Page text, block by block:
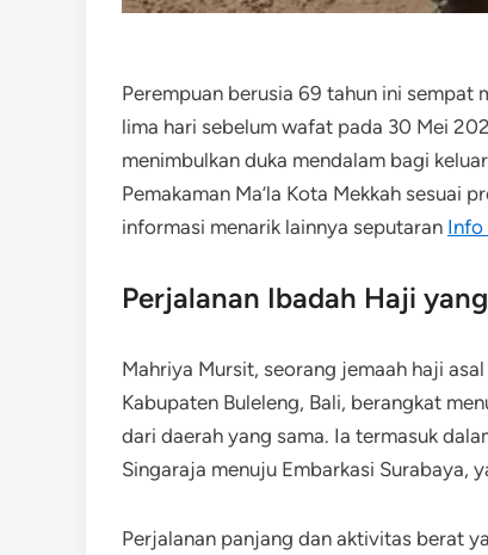
Perempuan berusia 69 tahun ini sempat
lima hari sebelum wafat pada 30 Mei
menimbulkan duka mendalam bagi
Pemakaman Ma’la Kota Mekkah sesuai
informasi menarik lainnya seputaran Info
Perjalanan Ibadah Haji
Mahriya Mursit, seorang jemaah haji
Kabupaten Buleleng, Bali, berangkat
dari daerah yang sama. Ia termasuk
Singaraja menuju Embarkasi Surabaya,
Perjalanan panjang dan aktivitas berat